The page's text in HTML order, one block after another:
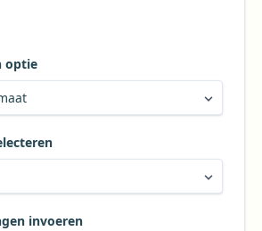
optie
vorm voor uw tafelkleed
invoeren